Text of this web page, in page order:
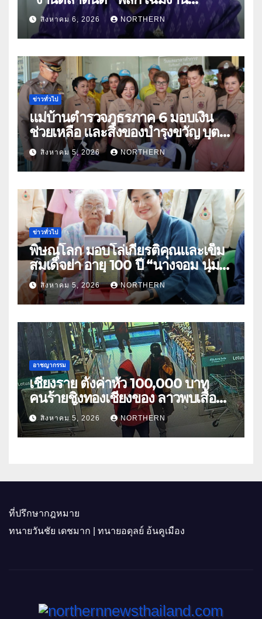
“เกษตรรุ่งเรืองเมืองสองแคว 69” มุ่ง
ประโยชน์เกษตรกร ดึงนวัตกรรม-จับ
คู่ธุรกิจดันสินค้าเกษตรสู่สากล (คลิป)
สิงหาคม 6, 2026 NORTHERN
ข่าวทั่วไป
แม่บ้านตำรวจภูธรภาค 6 มอบเงิน
ช่วยเหลือ และสิ่งของบำรุงขวัญ บุตร-
ธิดา ข้าราชการตำรวจจังหวัด
อุทัยธานี
สิงหาคม 5, 2026 NORTHERN
ข่าวทั่วไป
พิษณุโลก มอบโล่เกียรติคุณและเข็ม
สมเด็จย่า อายุ 100 ปี “นางจอม นุ่ม
เนตร” ตำบลบ้านกร่าง อำเภอเมือง
สิงหาคม 5, 2026 NORTHERN
อาชญากรรม
เชียงราย ตั้งค่าหัว 100,000 บาท
คนร้ายชิงทองเชียงของ ลาวพบเสื้อผ้า
คนร้ายตั้งจุดตรวจตามเส้นทาง
สิงหาคม 5, 2026 NORTHERN
ที่ปรึกษากฎหมาย
ทนายวันชัย เดชมาก | ทนายอดุลย์ อ้นคูเมือง